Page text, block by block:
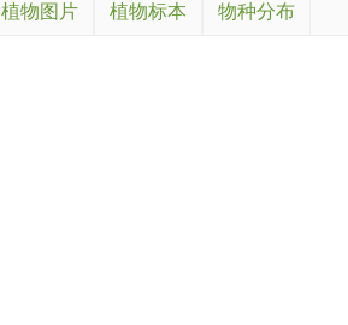
植物图片 植物标本 物种分布